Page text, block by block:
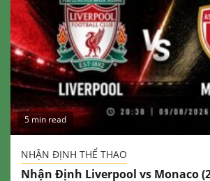
5 min read
NHẬN ĐỊNH THỂ THAO
Nhận Định Liverpool vs Monaco